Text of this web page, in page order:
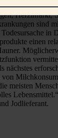
gelten als
Herzinfarkt,
sind
in
einen
nächstes
meisten
Jodlieferant.